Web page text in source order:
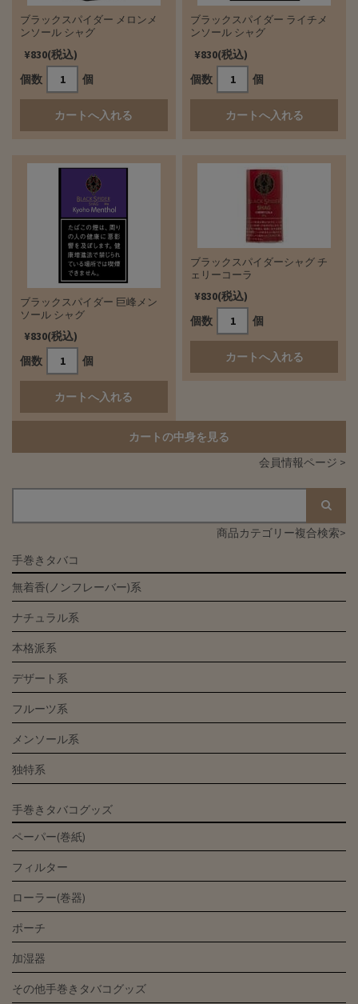
ブラックスパイダー メロンメ
ンソール シャグ
¥830(税込)
個数
個
ブラックスパイダー ライチメ
ンソール シャグ
¥830(税込)
個数
個
ブラックスパイダー 巨峰メン
ソール シャグ
¥830(税込)
個数
個
ブラックスパイダーシャグ チ
ェリーコーラ
¥830(税込)
個数
個
カートの中身を見る
会員情報ページ >
商品カテゴリー複合検索>
手巻きタバコ
無着香(ノンフレーバー)系
ナチュラル系
本格派系
デザート系
フルーツ系
メンソール系
独特系
手巻きタバコグッズ
ペーパー(巻紙)
フィルター
ローラー(巻器)
ポーチ
加湿器
その他手巻きタバコグッズ